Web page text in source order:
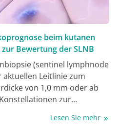
beim kutanen
Bewertung der SLNB
(sentinel lymphnode
aktuellen Leitlinie zum
von 1,0 mm oder ab
zur
SLNB zeigen Studien, dass
Lesen Sie mehr